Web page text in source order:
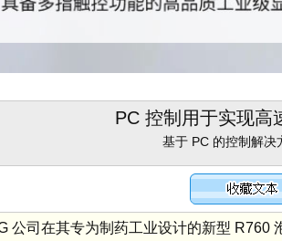
PC 控制用于实现高
基于 PC 的控制解决
司在其专为制药工业设计的新型 R760